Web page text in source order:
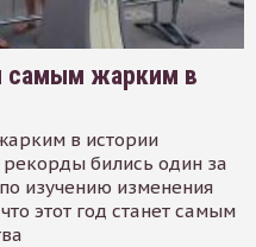
самым жарким в
в истории
бились один за
изучению изменения
этот год станет самым